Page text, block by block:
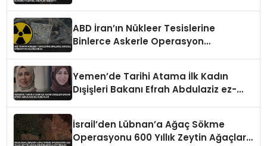
ABD İran’ın Nükleer Tesislerine
Binlerce Askerle Operasyon
Yemen’de Tarihi Atama İlk Kadın
Dışişleri Bakanı Efrah Abdulaziz ez-
İsrail’den Lübnan’a Ağaç Sökme
Operasyonu 600 Yıllık Zeytin Ağaçları